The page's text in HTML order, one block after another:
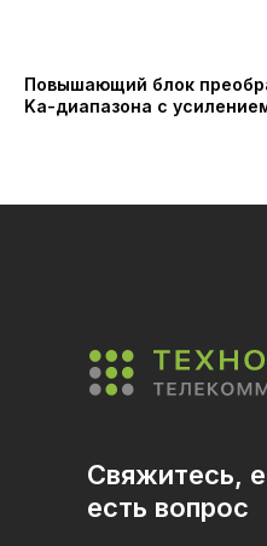
Повышающий блок
Ka-диапазона с
Свяжитесь,
есть вопрос